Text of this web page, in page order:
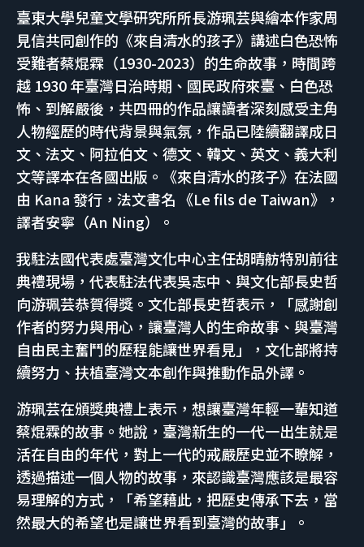
臺東大學兒童文學研究所所長游珮芸與繪本作家周
見信共同創作的《來自清水的孩子》講述白色恐怖
受難者蔡焜霖（1930-2023）的生命故事，時間跨
越 1930 年臺灣日治時期、國民政府來臺、白色恐
怖、到解嚴後，共四冊的作品讓讀者深刻感受主角
人物經歷的時代背景與氣氛，作品已陸續翻譯成日
文、法文、阿拉伯文、德文、韓文、英文、義大利
文等譯本在各國出版。《來自清水的孩子》在法國
由 Kana 發行，法文書名 《Le fils de Taiwan》，
譯者安寧（An Ning）。
我駐法國代表處臺灣文化中心主任胡晴舫特別前往
典禮現場，代表駐法代表吳志中、與文化部長史哲
向游珮芸恭賀得獎。文化部長史哲表示，「感謝創
作者的努力與用心，讓臺灣人的生命故事、與臺灣
自由民主奮鬥的歷程能讓世界看見」，文化部將持
續努力、扶植臺灣文本創作與推動作品外譯。
游珮芸在頒獎典禮上表示，想讓臺灣年輕一輩知道
蔡焜霖的故事。她說，臺灣新生的一代一出生就是
活在自由的年代，對上一代的戒嚴歷史並不瞭解，
透過描述一個人物的故事，來認識臺灣應該是最容
易理解的方式，「希望藉此，把歷史傳承下去，當
然最大的希望也是讓世界看到臺灣的故事」。